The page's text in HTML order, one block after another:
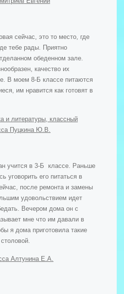
сейчас, это то место, где
тебе рады. Приятно
обеденном зале.
качество их
В моем 8-Б классе питаются
им нравится как готовят в
и литературы, классный
Пуцкина Ю.В.
учится в 3-Б классе. Раньше
уговорить его питаться в
после ремонта и замены
удовольствием идет
Вечером дома он с
мне что им давали в
я дома приготовила такие
Алтунина Е.А.